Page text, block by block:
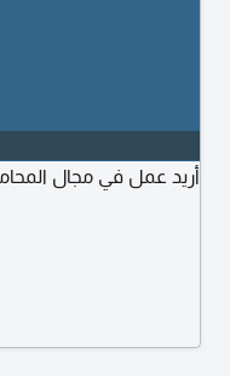
أريد عمل في مجال